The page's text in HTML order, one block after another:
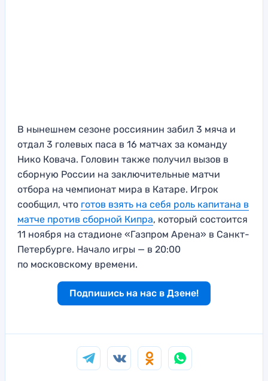
В нынешнем сезоне россиянин забил 3 мяча и
отдал 3 голевых паса в 16 матчах за команду
Нико Ковача. Головин также получил вызов в
сборную России на заключительные матчи
отбора на чемпионат мира в Катаре. Игрок
сообщил, что готов взять на себя роль капитана в
матче против сборной Кипра, который состоится
11 ноября на стадионе «Газпром Арена» в Санкт-
Петербурге. Начало игры — в 20:00
по московскому времени.
Подпишись на нас в Дзене!